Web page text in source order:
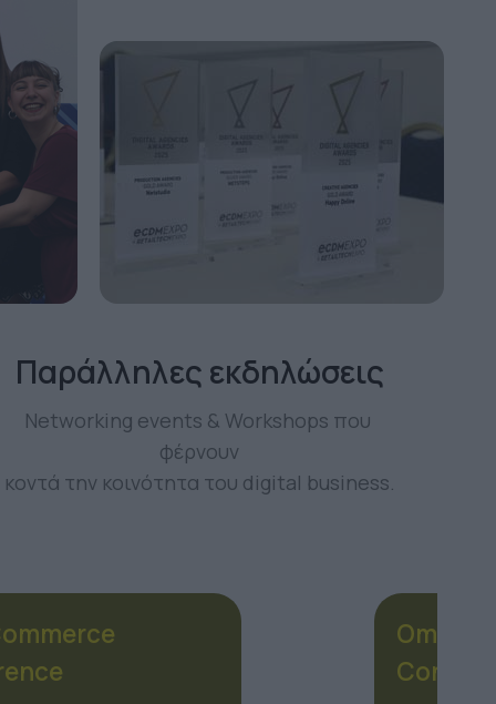
Παράλληλες εκδηλώσεις
Networking events & Workshops που
φέρνουν
κοντά την κοινότητα του digital business.
OmiMarketing
Conference